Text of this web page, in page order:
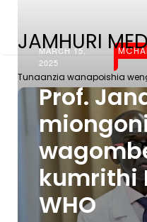
JAMHURI
Tunaanzia wanapoishia
MARCH 15,
2025
Prof.
kumrithi
WHO